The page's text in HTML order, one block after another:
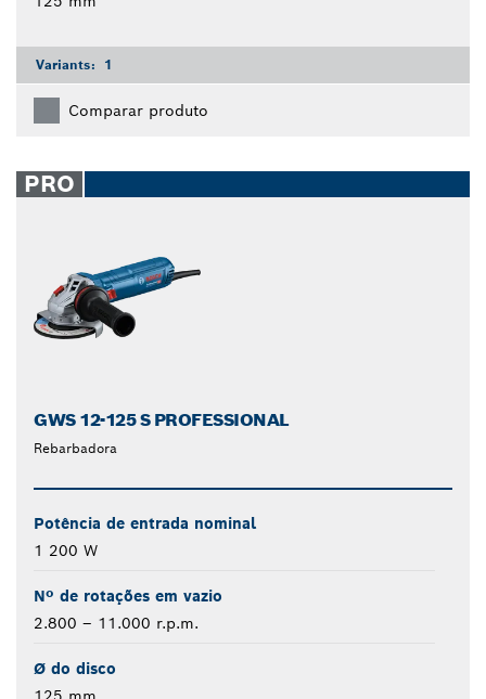
Variants: 1
Comparar produto
PRO
GWS 12-125 S PROFESSIONAL
Rebarbadora
Potência de entrada nominal
1 200 W
Nº de rotações em vazio
2.800 – 11.000 r.p.m.
Ø do disco